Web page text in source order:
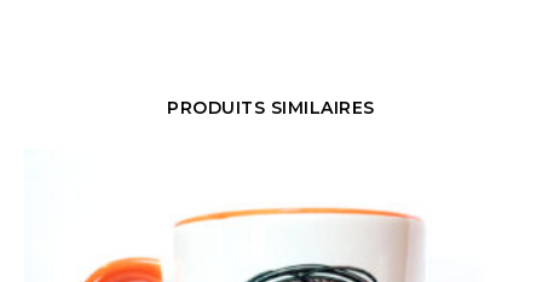
PRODUITS SIMILAIRES